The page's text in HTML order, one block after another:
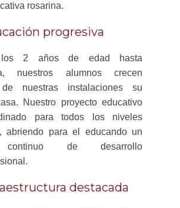
rosarina.
progresiva
2 años de edad hasta
nuestros alumnos crecen
de nuestras instalaciones su
Nuestro proyecto educativo
para todos los niveles
abriendo para el educando un
continuo de desarrollo
destacada